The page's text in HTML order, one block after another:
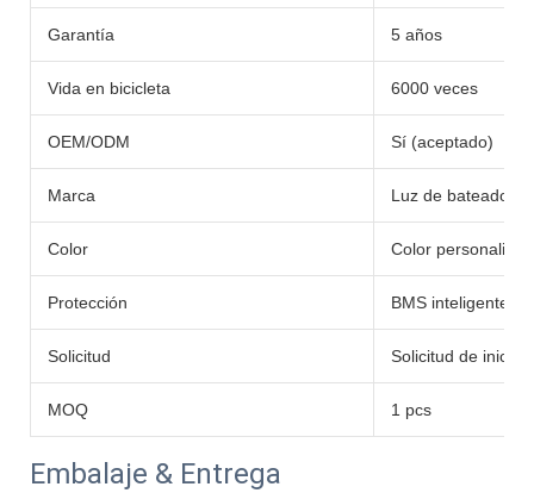
Garantía 5 años
Vida en bicicleta 6000 veces
OEM/ODM Sí (aceptado)
Marca Luz de bateador
Color Color
Protección BMS inteligente
Solicitud Solicitud de inicio
MOQ 1 pcs
Embalaje & Entrega